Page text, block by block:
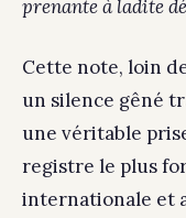
prenante à ladite
Cette note, loin
un silence gêné
une véritable
registre le plus
internationale et